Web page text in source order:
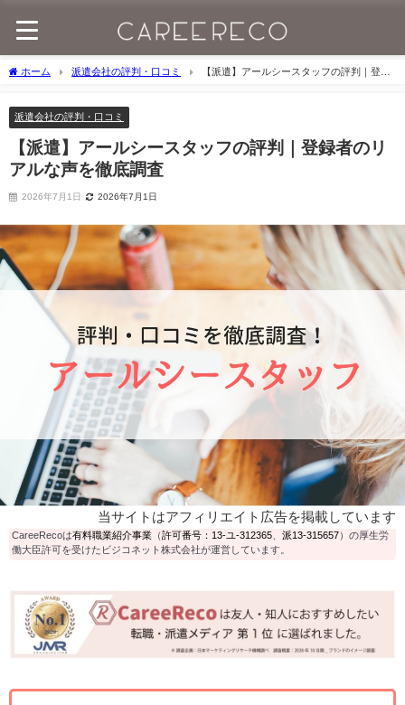
ホーム 派遣会社の評判・口コミ
【派遣】アールシースタッフの評判｜登録
派遣会社の評判・口コミ
【派遣】アールシースタッフの評判｜登録者のリ
アルな声を徹底調査
2026年7月1日 2026年7月1日
当サイトはアフィリエイト広告を掲載しています
CareeRecoは有料職業紹介事業 （許可番号：13-ユ-312365、 派13-315657）の厚生労
働大臣許可を受けたビジコネット株式会社が運営しています。